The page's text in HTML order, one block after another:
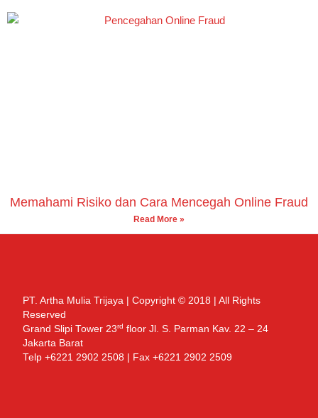
Memahami Risiko dan Cara Mencegah Online Fraud
Read More »
PT. Artha Mulia Trijaya | Copyright © 2018 | All Rights
Reserved
Grand Slipi Tower 23rd floor Jl. S. Parman Kav. 22 – 24
Jakarta Barat
Telp +6221 2902 2508 | Fax +6221 2902 2509